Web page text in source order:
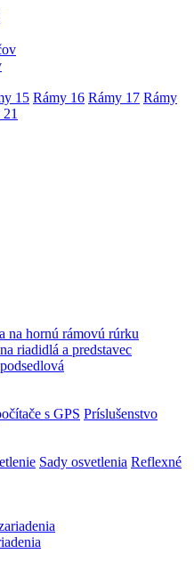
15 Rámy 16 Rámy 17 Rámy
na hornú rámovú rúrku
riadidlá a predstavec
s GPS Príslušenstvo
Sady osvetlenia Reflexné